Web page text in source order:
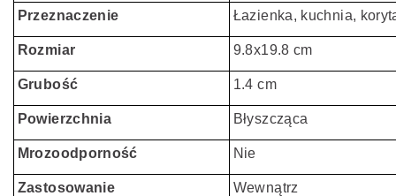
Przeznaczenie Łazienka, kuchnia,
Rozmiar 9.8x19.8 cm
Grubość 1.4 cm
Powierzchnia Błyszcząca
Mrozoodporność Nie
Zastosowanie Wewnątrz